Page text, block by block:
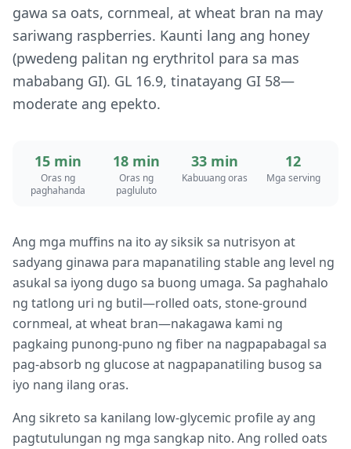
gawa sa oats, cornmeal, at wheat bran na may
sariwang raspberries. Kaunti lang ang honey
(pwedeng palitan ng erythritol para sa mas
mababang GI). GL 16.9, tinatayang GI 58—
moderate ang epekto.
15 min
Oras ng
paghahanda
18 min
Oras ng
pagluluto
33 min
Kabuuang oras
12
Mga serving
Ang mga muffins na ito ay siksik sa nutrisyon at
sadyang ginawa para mapanatiling stable ang level ng
asukal sa iyong dugo sa buong umaga. Sa paghahalo
ng tatlong uri ng butil—rolled oats, stone-ground
cornmeal, at wheat bran—nakagawa kami ng
pagkaing punong-puno ng fiber na nagpapabagal sa
pag-absorb ng glucose at nagpapanatiling busog sa
iyo nang ilang oras.
Ang sikreto sa kanilang low-glycemic profile ay ang
pagtutulungan ng mga sangkap nito. Ang rolled oats